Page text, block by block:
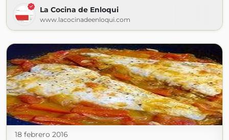
La Cocina de Enloqui
www.lacocinadeenloqui.com
18 febrero 2016